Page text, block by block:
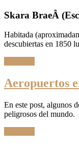
Skara BraeÂ
Habitada
descubiertas en 1850
Aeropuertos
En este post, algunos
peligrosos del mundo.